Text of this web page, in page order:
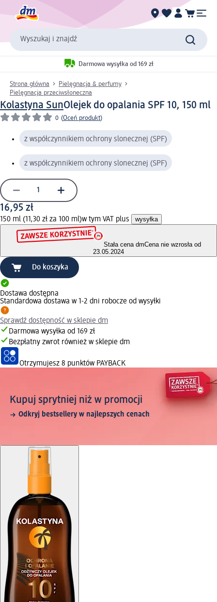
Wyszukaj i znajdź
Darmowa wysyłka od 169 zł
Strona główna
Pielęgnacja & perfumy
Pielęgnacja przeciwsłoneczna
Kolastyna SunOlejek do opalania SPF 10, 150 ml
0 (Oceń produkt)
z współczynnikiem ochrony slonecznej (SPF)
z współczynnikiem ochrony slonecznej (SPF)
16,95 zł
150 ml (11,30 zł za 100 ml)w tym VAT plus wysyłka
Stała cena dmCena nie wzrosła od
23.05.2024
Do koszyka
Dostawa dostępna
Standardowa dostawa w 1-2 dni robocze od wysyłki
Sprawdź dostępność w sklepie dm
Darmowa wysyłka od 169 zł
Bezpłatny zwrot również w sklepie dm
Otrzymujesz 8 punktów PAYBACK
Kupuj sprytniej niż w promocji
Odkryj bestsellery w najlepszych cenach